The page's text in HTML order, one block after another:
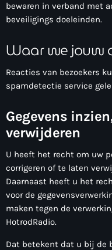
bewaren in verband met
beveiligings doeleinden.
Waar we jouw
Reacties van bezoekers
spamdetectie service
Gegevens
verwijderen
U heeft het recht om uw
corrigeren of te laten
Daarnaast heeft u het
voor de
maken tegen de
HotrodRadio.
Dat betekent dat u bij de